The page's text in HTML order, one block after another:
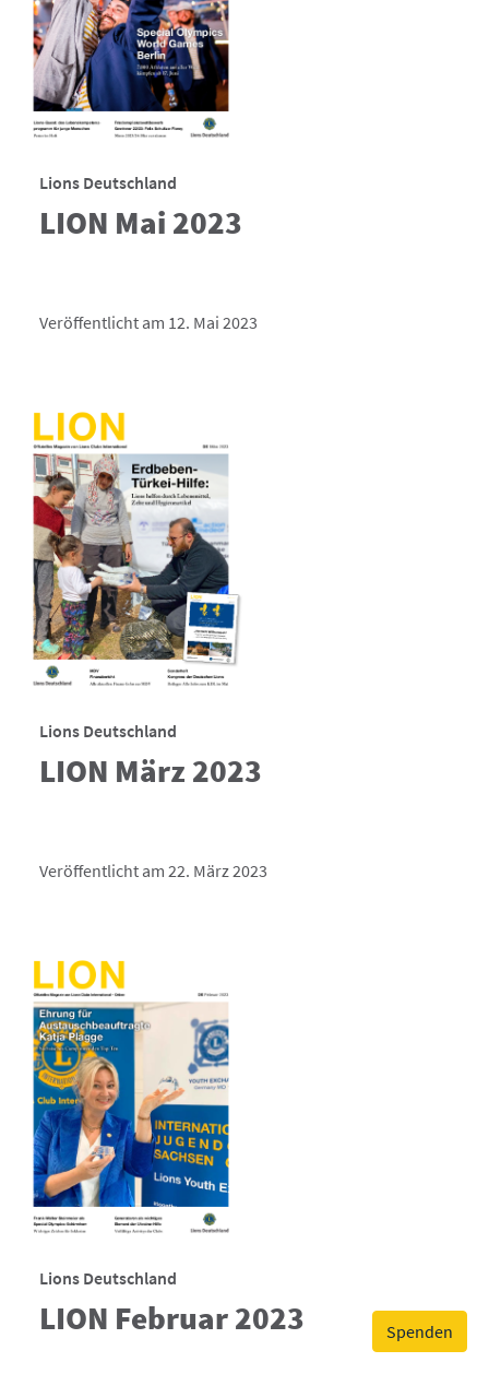
Spenden
Lions Deutschland
LION Mai 2023
Veröffentlicht am 12. Mai 2023
Lions Deutschland
LION März 2023
Veröffentlicht am 22. März 2023
Lions Deutschland
LION Februar 2023